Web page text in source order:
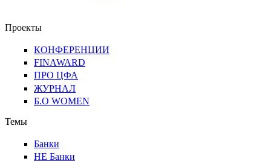
Проекты
КОНФЕРЕНЦИИ
FINAWARD
ПРО ЦФА
ЖУРНАЛ
Б.О WOMEN
Темы
Банки
НЕ Банки